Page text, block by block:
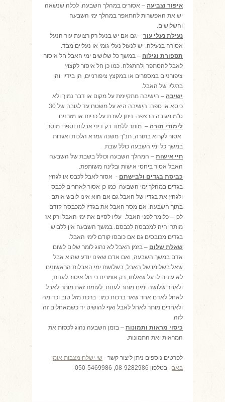
איפור וצביעה – אסורים במהלך השבעה. לכלה שנשאה
יש את האפשרות להתאפר במהלך ימי השבעה
והשלושים.
נעילת נעלי עור – גם אם יש בנעל רק רצועת עור הנעל
אסורה בנעילה. יש לנעול נעלי גומי או נעליים מבד.
תספורת וגילוח – במשך כל שלושים ימי האבל חל איסור
לאבל להסתפר ולהתגלח. כמו כן חל איסור לקצוץ
ציפורניים במספרים או במקצץ ציפורניים, הן בידיו והן
ברגליו של האבל.
ישיבה – הישיבה מתקיימת על מקום או דבר נמוך ולא
כיסא או ספה. הישיבה היא על משטח עד לגובה של 30
ס"מ מגובה הרצפה. ניתן לשבת על כריות או מזרנים.
לימודי תורה – מותר ללמוד רק דיני אבלות וספרי מוסר.
אסור לקרוא בתורה, תנ"ך משנה גמרא הלכות ואגדות
במשך כל ימי השבעה כולל שבת.
חיי אישות – המהלך השבעה וכולל בשבת של השבעה
האבל אסור ביחסי אישות ובלינה משותפת.
כביסת בגדים ולבישתם - אסור לאבל לכבס או לגהץ
בגדים במהלך ימי השבעה כמו כן אסור לאחרים לכבס
ולגהץ את בגדיו של האבל גם אם הוא אינו לובש אותם
בתוך השבעה. אם מסר האבל את בגדיו למכבסה קודם
לכן – כלומר לפני האבל. עליו לסיים את ימי האבל ורק אז
מותר יהיה למכבסה לכבסם. במשך השבעה אין ללבוש
בגדים מכובסים גם אם כובסו קודם לימי האבל.
שאלת שלום – בזמן האבל לא נהוג לומר שלום לשום
אדם במשך השבעה, ואם אדם שאינו יודע שהוא אבל
שאל בשלומו של האבל, בשלושת ימי האבלות הראשונים
לא עונים לו על שאלתו, רק אומרים כי חל איסור לענות,
ולאחר שלושה ימים מותר לענות. לעומת זאת מותר לאבל
לאחל לאדם אחר שאר ברכות כמו: ברכת מזל טוב וכדומה
ולאחרים מותר לאחל לאבל ואף להושיט יד כשמאחלים זה
לזה.
כיסוי מראות ותמונות – בזמן השבעה נהוג לכסות את
המראות ואת התמונות.
לפרטים נוספים ניתן ליצור קשר - שי ישלח מצבות אומן
באבן בטלפון 08-9282986, 050-5469986